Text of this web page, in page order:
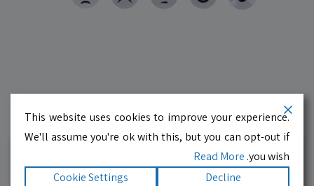
עסקים מומלצים!רוצים גם? לחצו כאן
10.0 לדף העסק
This website uses cookies to improve your experience.
We'll assume you're ok with this, but you can opt-out if
you wish.
Read More
Decline
Cookie Settings